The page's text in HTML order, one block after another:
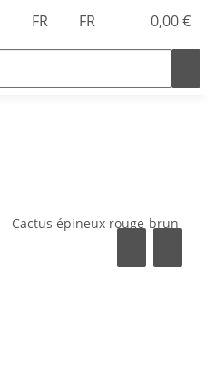
FR FR 0,00 €